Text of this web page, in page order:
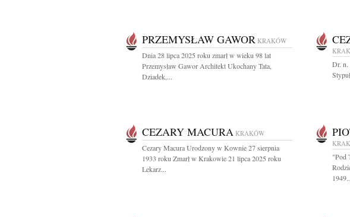
PRZEMYSŁAW GAWOR KRAKÓW
Dnia 28 lipca 2025 roku zmarł w wieku 98 lat
Przemysław Gawor Architekt Ukochany Tata,
Dziadek,...
Dr. n.
CEZARY MACURA KRAKÓW
Cezary Macura Urodzony w Kownie 27 sierpnia
1933 roku Zmarł w Krakowie 21 lipca 2025 roku
Lekarz...
"Pod